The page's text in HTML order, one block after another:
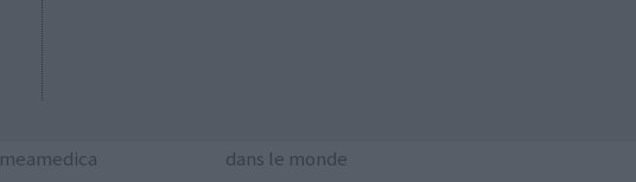
meamedica dans le monde